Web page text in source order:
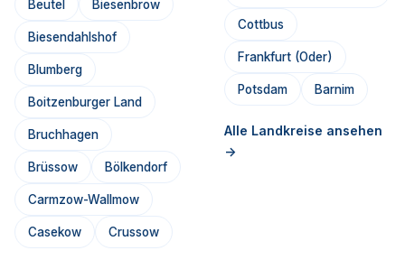
Beutel Biesenbrow
Biesendahlshof
Blumberg
Boitzenburger Land
Bruchhagen
Brüssow Bölkendorf
Carmzow-Wallmow
Casekow Crussow
Cottbus
Frankfurt (Oder)
Potsdam Barnim
Alle Landkreise ansehen
->